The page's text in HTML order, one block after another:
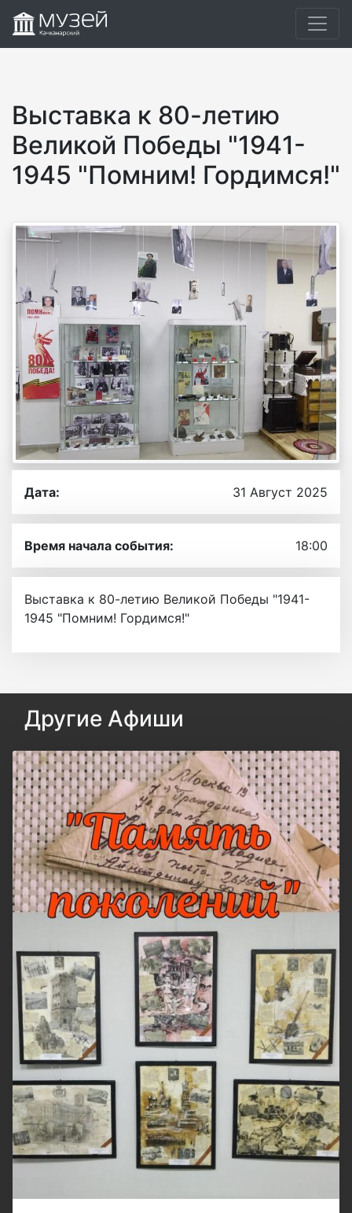
Выставка к 80-летию
Великой Победы "1941-
1945 "Помним! Гордимся!"
Дата: 31 Август 2025
Время начала события: 18:00
Выставка к 80-летию Великой Победы "1941-
1945 "Помним! Гордимся!"
Другие Афиши